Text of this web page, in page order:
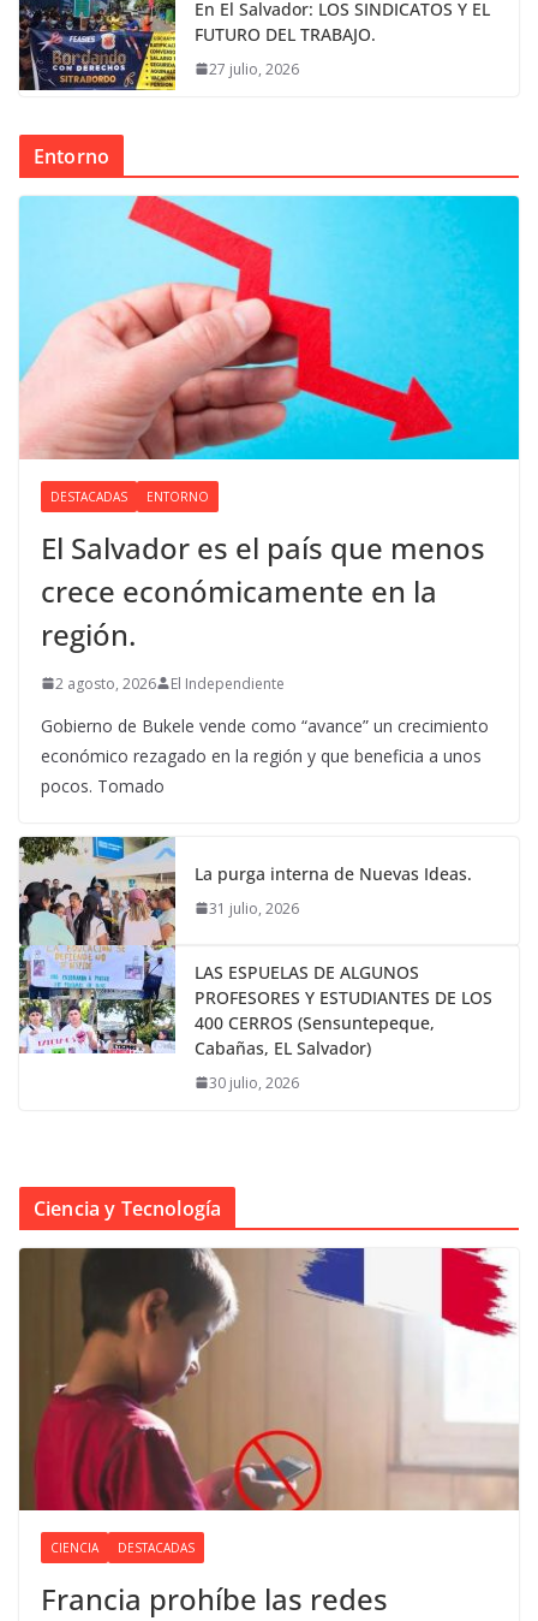
En El Salvador: LOS SINDICATOS Y EL
FUTURO DEL TRABAJO.
27 julio, 2026
Entorno
DESTACADAS ENTORNO
El Salvador es el país que menos
crece económicamente en la
región.
2 agosto, 2026 El Independiente
Gobierno de Bukele vende como “avance” un crecimiento
económico rezagado en la región y que beneficia a unos
pocos. Tomado
La purga interna de Nuevas Ideas.
31 julio, 2026
LAS ESPUELAS DE ALGUNOS
PROFESORES Y ESTUDIANTES DE LOS
400 CERROS (Sensuntepeque,
Cabañas, EL Salvador)
30 julio, 2026
Ciencia y Tecnología
CIENCIA DESTACADAS
Francia prohíbe las redes